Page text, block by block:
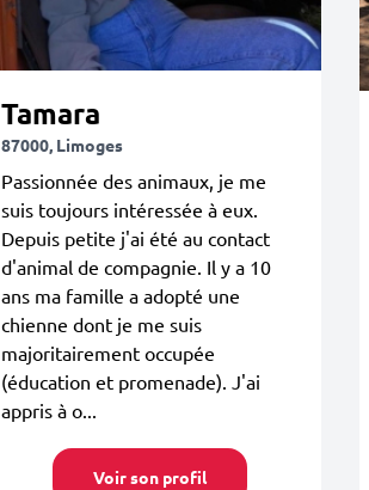
Tamara
87000, Limoges
Passionnée des animaux, je me
suis toujours intéressée à eux.
Depuis petite j'ai été au contact
d'animal de compagnie. Il y a 10
ans ma famille a adopté une
chienne dont je me suis
majoritairement occupée
(éducation et promenade). J'ai
appris à o...
Voir son profil